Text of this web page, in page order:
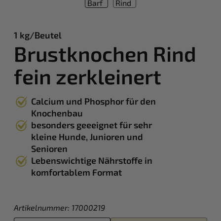
1 kg/Beutel
Brustknochen Rind
fein zerkleinert
Calcium und Phosphor für den
Knochenbau
besonders geeeignet für sehr
kleine Hunde, Junioren und
Senioren
Lebenswichtige Nährstoffe in
komfortablem Format
Artikelnummer: 17000219